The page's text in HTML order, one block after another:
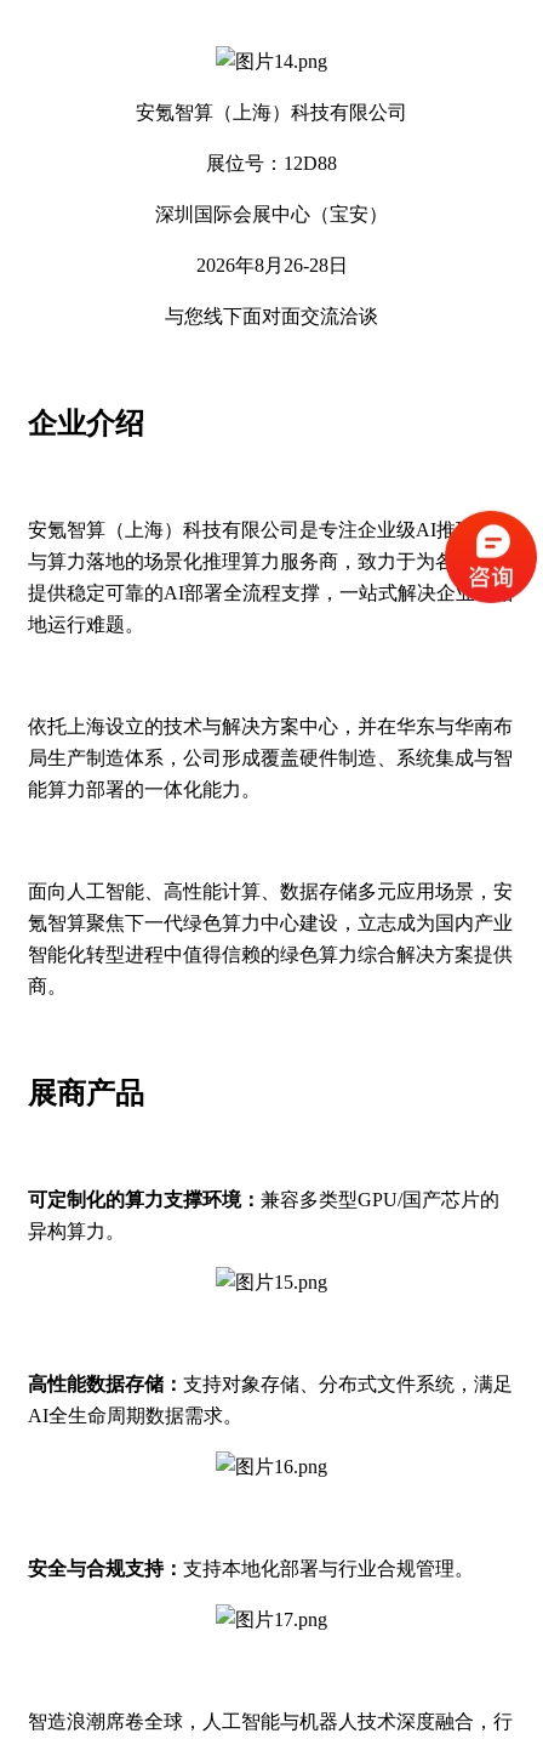
安氪智算（上海）科技有限公司
展位号：12D88
深圳国际会展中心（宝安）
2026年8月26-28日
与您线下面对面交流洽谈
企业介绍
安氪智算（上海）科技有限公司是专注企业级AI推理系统
与算力落地的场景化推理算力服务商，致力于为各类企业
提供稳定可靠的AI部署全流程支撑，一站式解决企业AI落
地运行难题。
依托上海设立的技术与解决方案中心，并在华东与华南布
局生产制造体系，公司形成覆盖硬件制造、系统集成与智
能算力部署的一体化能力。
面向人工智能、高性能计算、数据存储多元应用场景，安
氪智算聚焦下一代绿色算力中心建设，立志成为国内产业
智能化转型进程中值得信赖的绿色算力综合解决方案提供
商。
展商产品
可定制化的算力支撑环境： 兼容多类型GPU/国产芯片的
异构算力。
高性能数据存储： 支持对象存储、分布式文件系统，满足
AI全生命周期数据需求。
安全与合规支持： 支持本地化部署与行业合规管理。
智造浪潮席卷全球，人工智能与机器人技术深度融合，行